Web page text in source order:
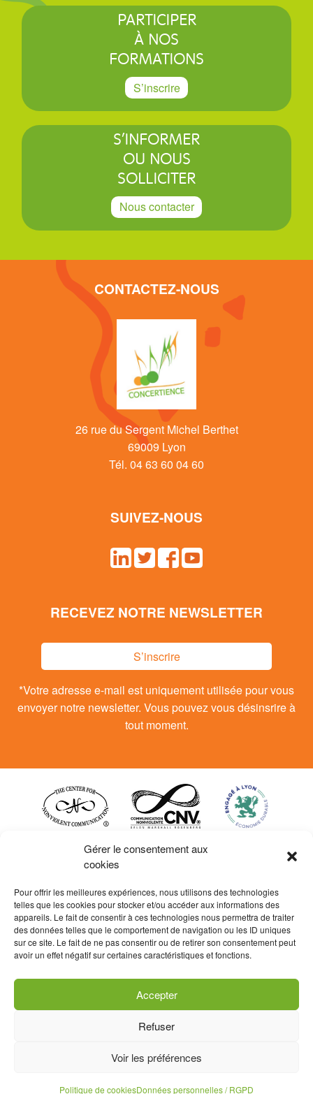
Gérer le consentement aux
cookies
Pour offrir les meilleures expériences, nous utilisons des technologies
telles que les cookies pour stocker et/ou accéder aux informations des
appareils. Le fait de consentir à ces technologies nous permettra de traiter
des données telles que le comportement de navigation ou les ID uniques
sur ce site. Le fait de ne pas consentir ou de retirer son consentement peut
avoir un effet négatif sur certaines caractéristiques et fonctions.
Accepter
Refuser
Voir les préférences
Politique de cookiesDonnées personnelles / RGPD
PARTICIPER
À NOS
FORMATIONS
S’inscrire
S’INFORMER
OU NOUS
SOLLICITER
Nous contacter
CONTACTEZ-NOUS
26 rue du Sergent Michel Berthet
69009 Lyon
Tél. 04 63 60 04 60
SUIVEZ-NOUS
RECEVEZ NOTRE NEWSLETTER
S’inscrire
*Votre adresse e-mail est uniquement utilisée pour vous
envoyer notre newsletter. Vous pouvez vous désinsrire à
tout moment.
La certification qualité a été
délivrée au titre de la catégorie
d’actions suivantes : actions de
Données personnelles / RGPD